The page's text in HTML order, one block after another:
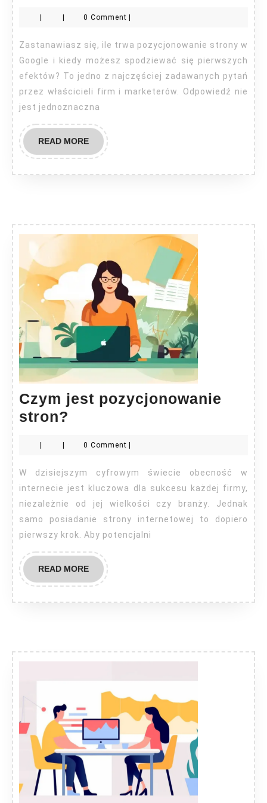
pozycjonowanie
w
Google?
| | 0 Comment |
Zastanawiasz się, ile trwa pozycjonowanie strony w
Google i kiedy możesz spodziewać się pierwszych
efektów? To jedno z najczęściej zadawanych pytań
przez właścicieli firm i marketerów. Odpowiedź nie
jest jednoznaczna
READ MOREREAD
MORE
Czym jest pozycjonowanie
stron?
pozycjonowanie
stron?
| | 0 Comment |
W dzisiejszym cyfrowym świecie obecność w
internecie jest kluczowa dla sukcesu każdej firmy,
niezależnie od jej wielkości czy branży. Jednak
samo posiadanie strony internetowej to dopiero
pierwszy krok. Aby potencjalni
READ MOREREAD
MORE